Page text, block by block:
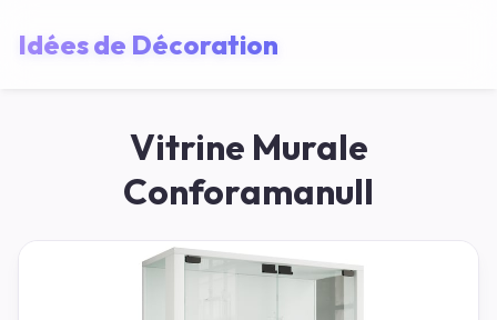
Idées de Décoration
Vitrine Murale
Conforamanull